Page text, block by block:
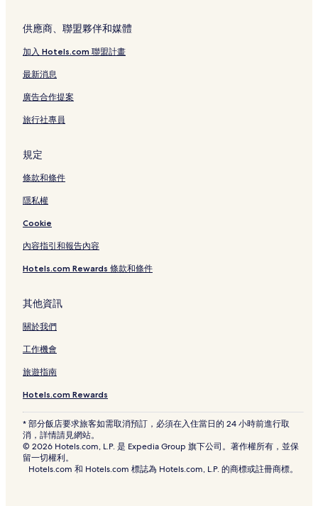
供應商、聯盟夥伴和媒體
加入 Hotels.com 聯盟計畫
最新消息
廣告合作提案
旅行社專員
規定
條款和條件
隱私權
Cookie
內容指引和報告內容
Hotels.com Rewards 條款和條件
其他資訊
關於我們
工作機會
旅遊指南
Hotels.com Rewards
* 部分飯店要求旅客如需取消預訂，必須在入住當日的 24 小時前進行取
消，詳情請見網站。
© 2026 Hotels.com, L.P. 是 Expedia Group 旗下公司。著作權所有，並保
留一切權利。
Hotels.com 和 Hotels.com 標誌為 Hotels.com, L.P. 的商標或註冊商標。